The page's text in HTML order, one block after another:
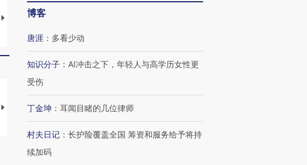
视线｜HYROX的吸金
心“花钱找虐”？
【推广】走进第四届链博
有意思的生活方式·第三对
住三大增长引擎是什么？
博客
唐涯 ： 多看少动
知识分子 ： AI冲击之下，年轻人与高学历女性更
受伤
丁金坤 ： 耳闻目睹的几位律师
村夫日记 ： 长护险覆盖全国 筹资和服务给予将持
续加码